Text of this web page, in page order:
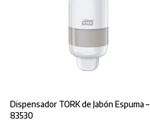
Dispensador TORK de Jabón Espuma –
83530